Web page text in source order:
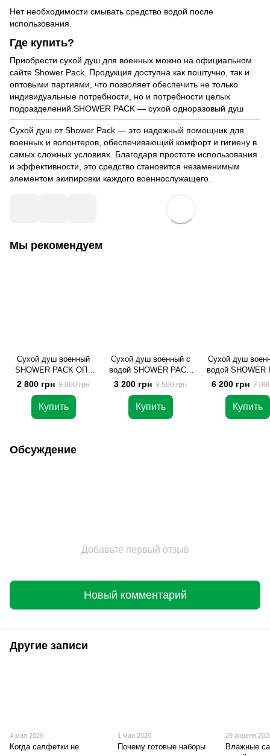
Нет необходимости смывать средство водой после
использования.
Где купить?
Приобрести сухой душ для военных можно на официальном
сайте Shower Pack . Продукция доступна как поштучно, так и
оптовыми партиями, что позволяет обеспечить не только
индивидуальные потребности, но и потребности целых
подразделений. SHOWER PACK — сухой одноразовый душ
Сухой душ от Shower Pack — это надежный помощник для
военных и волонтеров, обеспечивающий комфорт и гигиену в
самых сложных условиях. Благодаря простоте использования
и эффективности, это средство становится незаменимым
элементом экипировки каждого военнослужащего.
Мы рекомендуем
Сухой душ военный
SHOWER PACK ОПТ
(100 шт)
2 800 грн 3 000 грн
Купить
Сухой душ военный с
водой SHOWER PACK
ОПТ (100 шт)
3 200 грн 3 500 грн
Купить
Сухой душ
водой SHOWER
ОПТ (200
6 200 грн 7
Купить
Обсуждение
Добавьте первый отзыв
Новый комментарий
Другие записи
4 мая 2026
Когда салфетки не
1 мая 2026
Почему готовые наборы
29 апреля
Влажные